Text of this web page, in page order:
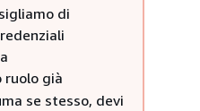
di
ruolo già
se stesso, devi